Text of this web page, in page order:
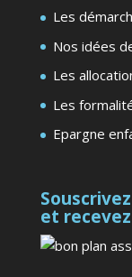
Les
Nos idées
Les
Les
Epargne
et